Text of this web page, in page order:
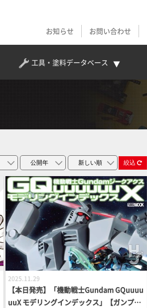
お知らせ
お問い合わせ
工具・塗料データベース
絞込
2025.11.29
【本日発売】「機動戦士Gundam GQuuuu
uuX モデリングインデックス」【ガンプ